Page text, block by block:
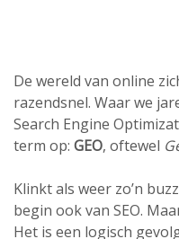
De wereld van online
razendsnel. Waar we
Search Engine
term op: GEO, oftewel
Klinkt als weer zo’n
begin ook van SEO.
Het is een logisch